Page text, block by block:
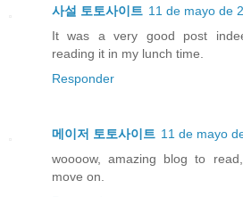
사설 토토사이트 11 de mayo de
It was a very good post
reading it in my lunch time.
Responder
메이저 토토사이트 11 de mayo
woooow, amazing blog to
move on.